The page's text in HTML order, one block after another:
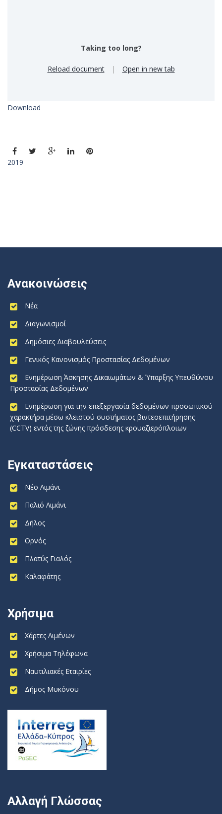
Taking too long?
Reload document | Open in new tab
Download
2019
Ανακοινώσεις
Νέα
Διαγωνισμοί
Δημόσιες Διαβουλεύσεις
Γενικός Κανονισμός Προστασίας Δεδομένων
Ενημέρωση Άσκησης Δικαιωμάτων & Ύπαρξης Υπευθύνου
Προστασίας Δεδομένων
Ενημέρωση για την επεξεργασία δεδομένων προσωπικού
χαρακτήρα μέσω κλειστού συστήματος βιντεοεπιτήρησης
(CCTV) εντός της ζώνης πρόσδεσης κρουαζιερόπλοιων
Εγκαταστάσεις
Νέο Λιμάνι
Παλιό Λιμάνι
Δήλος
Ορνός
Πλατύς Γιαλός
Καλαφάτης
Χρήσιμα
Χάρτες Λιμένων
Χρήσιμα Τηλέφωνα
Ναυτιλιακές Εταιρίες
Δήμος Μυκόνου
Αλλαγή Γλώσσας